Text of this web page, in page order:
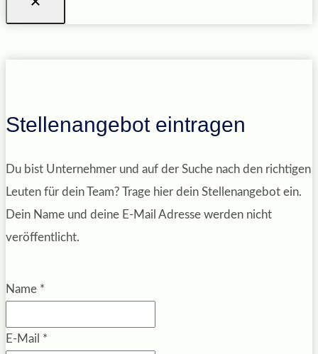
Stellenangebot eintragen
Du bist Unternehmer und auf der Suche nach den richtigen
Leuten für dein Team? Trage hier dein Stellenangebot ein.
Dein Name und deine E-Mail Adresse werden nicht
veröffentlicht.
Name *
E-Mail *